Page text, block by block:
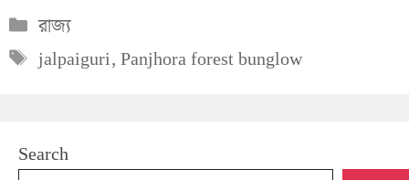
Categories
রাজ্য
Tags
jalpaiguri,Panjhora forest bunglow
Search